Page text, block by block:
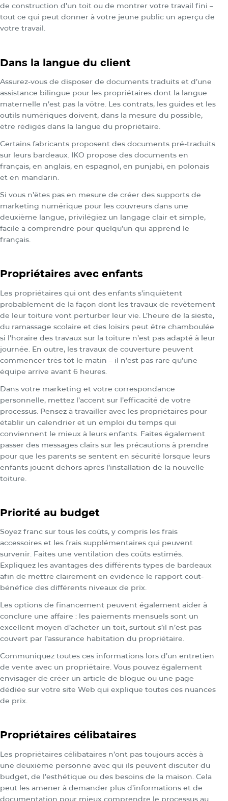
de construction d’un toit ou de montrer votre travail fini –
tout ce qui peut donner à votre jeune public un aperçu de
votre travail.
Dans la langue du client
Assurez-vous de disposer de documents traduits et d’une
assistance bilingue pour les propriétaires dont la langue
maternelle n’est pas la vôtre. Les contrats, les guides et les
outils numériques doivent, dans la mesure du possible,
être rédigés dans la langue du propriétaire.
Certains fabricants proposent des documents pré-traduits
sur leurs bardeaux. IKO propose des documents en
français, en anglais, en espagnol, en punjabi, en polonais
et en mandarin.
Si vous n’êtes pas en mesure de créer des supports de
marketing numérique pour les couvreurs dans une
deuxième langue, privilégiez un langage clair et simple,
facile à comprendre pour quelqu’un qui apprend le
français.
Propriétaires avec enfants
Les propriétaires qui ont des enfants s’inquiètent
probablement de la façon dont les travaux de revêtement
de leur toiture vont perturber leur vie. L’heure de la sieste,
du ramassage scolaire et des loisirs peut être chamboulée
si l’horaire des travaux sur la toiture n’est pas adapté à leur
journée. En outre, les travaux de couverture peuvent
commencer très tôt le matin – il n’est pas rare qu’une
équipe arrive avant 6 heures.
Dans votre marketing et votre correspondance
personnelle, mettez l’accent sur l’efficacité de votre
processus. Pensez à travailler avec les propriétaires pour
établir un calendrier et un emploi du temps qui
conviennent le mieux à leurs enfants. Faites également
passer des messages clairs sur les précautions à prendre
pour que les parents se sentent en sécurité lorsque leurs
enfants jouent dehors après l’installation de la nouvelle
toiture.
Priorité au budget
Soyez franc sur tous les coûts, y compris les frais
accessoires et les frais supplémentaires qui peuvent
survenir. Faites une ventilation des coûts estimés.
Expliquez les avantages des différents types de bardeaux
afin de mettre clairement en évidence le rapport coût-
bénéfice des différents niveaux de prix.
Les options de financement peuvent également aider à
conclure une affaire : les paiements mensuels sont un
excellent moyen d’acheter un toit, surtout s’il n’est pas
couvert par l’assurance habitation du propriétaire.
Communiquez toutes ces informations lors d’un entretien
de vente avec un propriétaire. Vous pouvez également
envisager de créer un article de blogue ou une page
dédiée sur votre site Web qui explique toutes ces nuances
de prix.
Propriétaires célibataires
Les propriétaires célibataires n’ont pas toujours accès à
une deuxième personne avec qui ils peuvent discuter du
budget, de l’esthétique ou des besoins de la maison. Cela
peut les amener à demander plus d’informations et de
documentation pour mieux comprendre le processus au